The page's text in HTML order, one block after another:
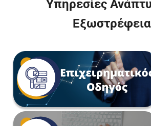
Υπηρεσίες